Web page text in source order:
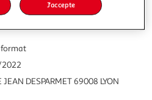
JEAN DESPARMET 69008 LYON
J'accepte